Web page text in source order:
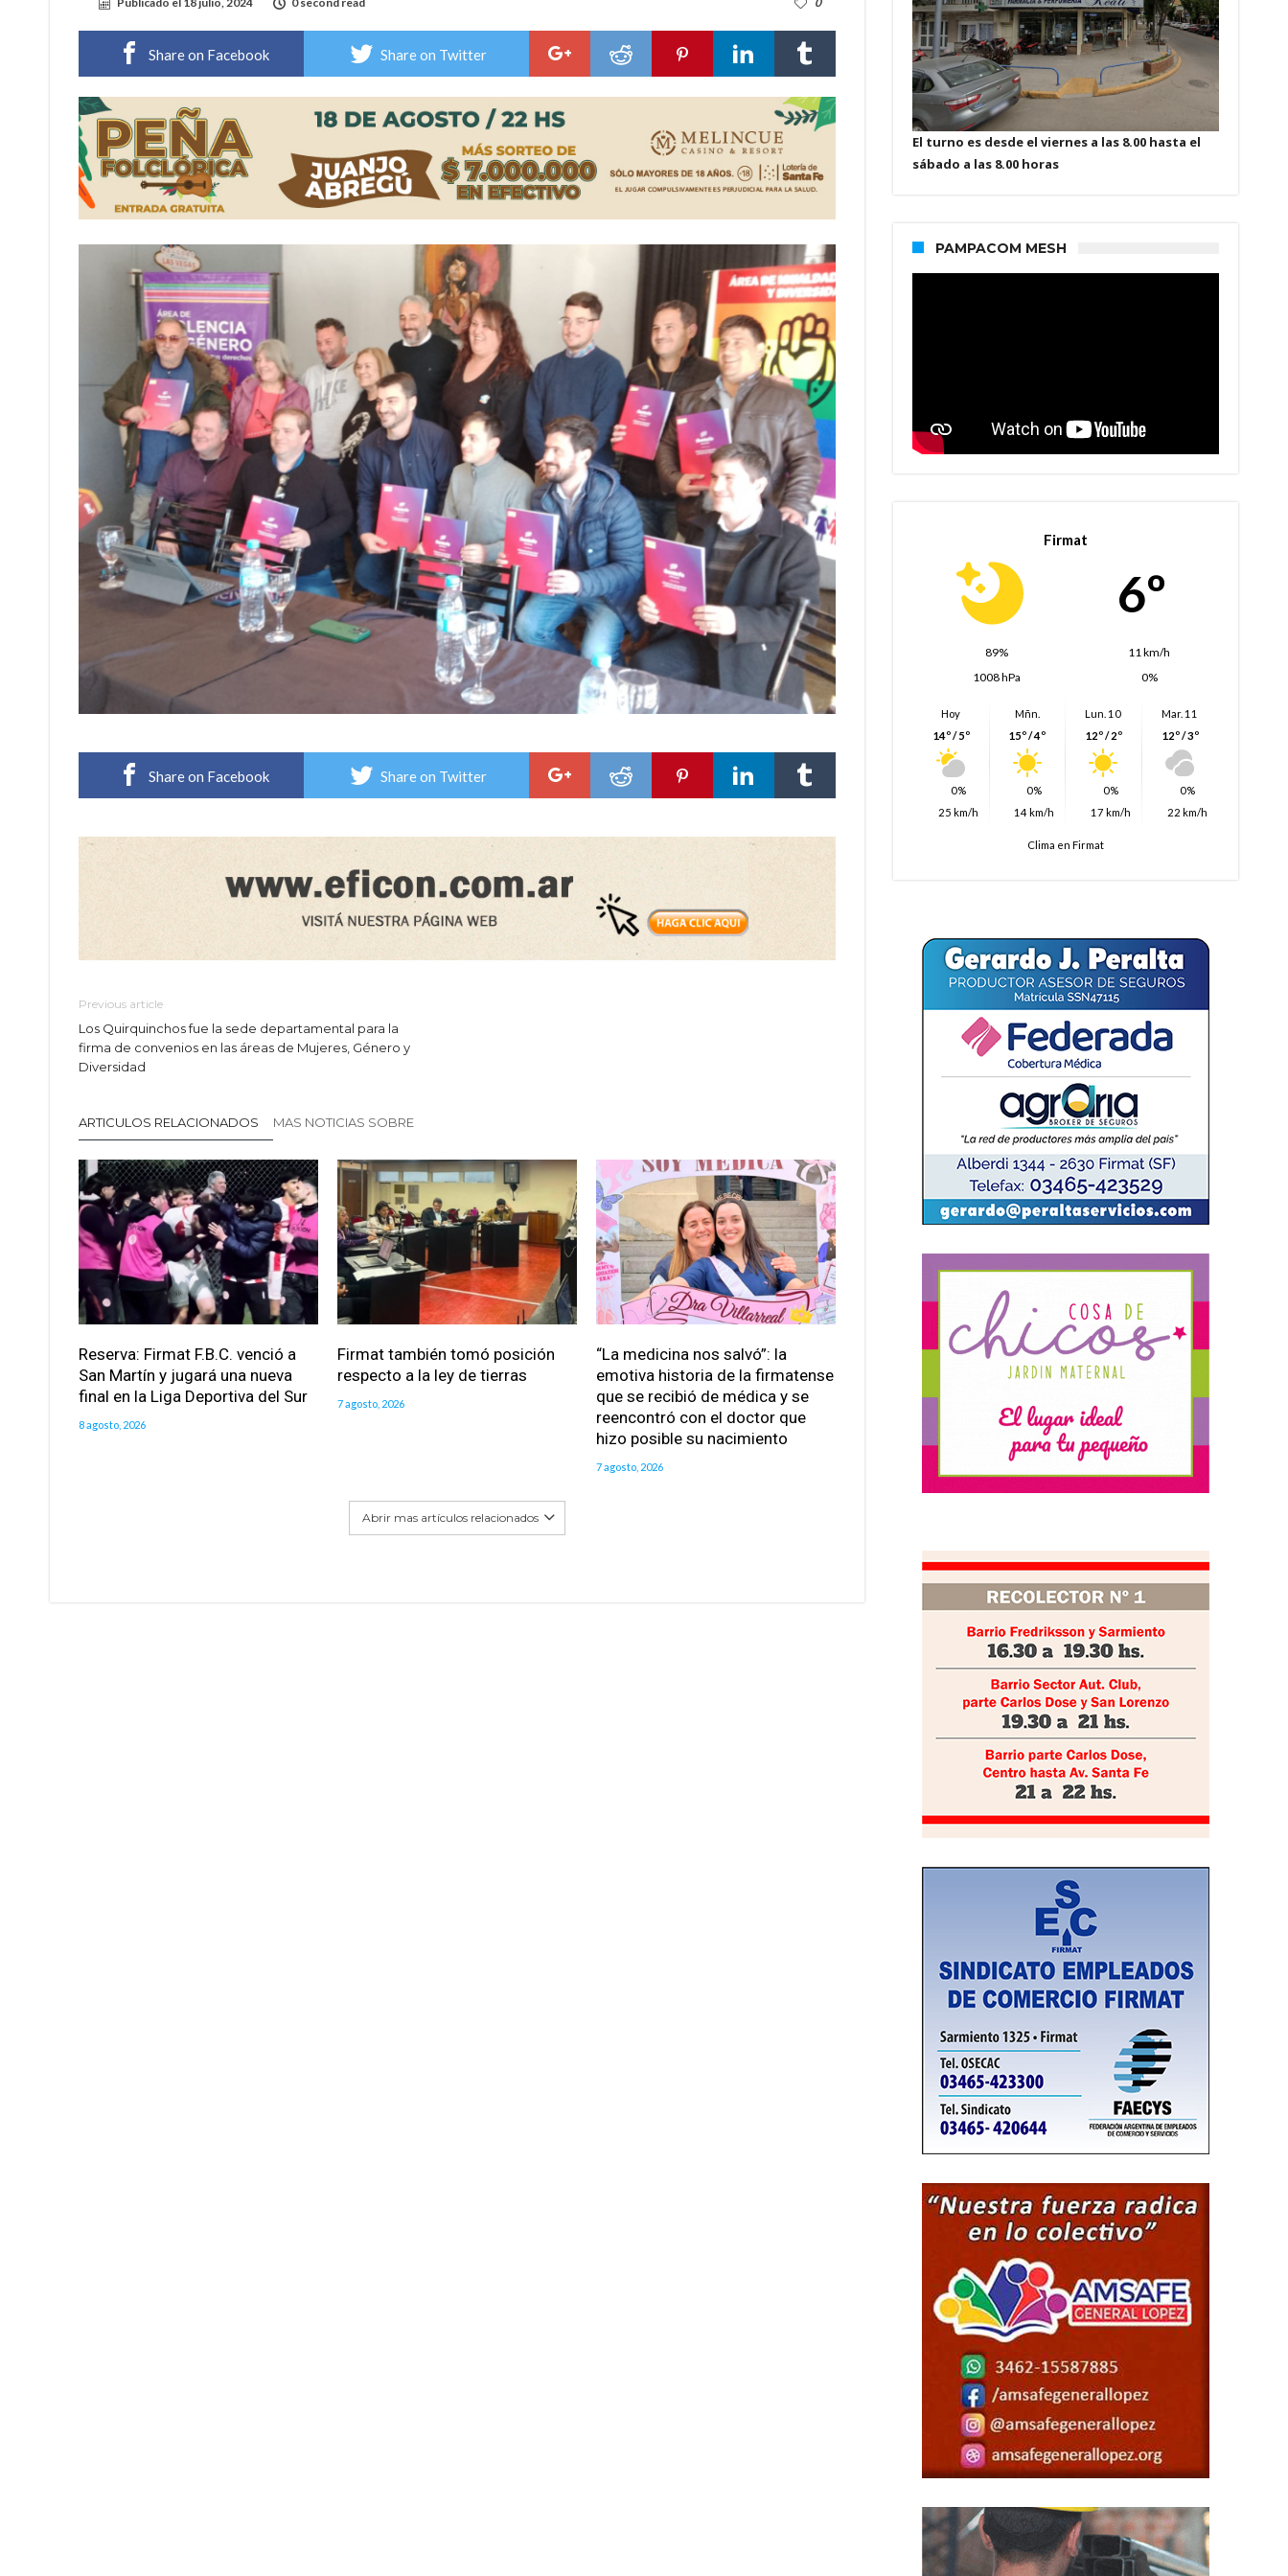
Vuelve el básquet: este viernes arranca el Clausura con agenda confirmada y planteles renovados
Share on Facebook Share on Twitter
Share on Facebook Share on Twitter
Previous article
Los Quirquinchos fue la sede departamental para la
firma de convenios en las áreas de Mujeres, Género y
Diversidad
ARTICULOS RELACIONADOS MAS NOTICIAS SOBRE
Reserva: Firmat F.B.C. venció a
San Martín y jugará una nueva
final en la Liga Deportiva del Sur
8 agosto, 2026
Firmat también tomó posición
respecto a la ley de tierras
7 agosto, 2026
“La medicina nos salvó”: la
emotiva historia de la firmatense
que se recibió de médica y se
reencontró con el doctor que
hizo posible su nacimiento
7 agosto, 2026
Abrir mas artículos relacionados
El turno es desde el viernes a las 8.00 hasta el
sábado a las 8.00 horas
PAMPACOM MESH
Firmat
6º
89%
11 km/h
1008 hPa
0%
Hoy
14º / 5º
0%
25 km/h
Mñn.
15º / 4º
0%
14 km/h
Lun. 10
12º / 2º
0%
17 km/h
Mar. 11
12º / 3º
0%
22 km/h
Clima en Firmat